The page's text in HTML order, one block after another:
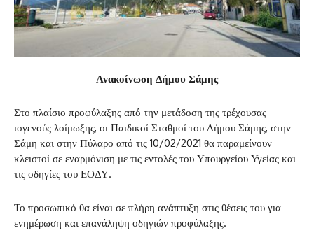
Ανακοίνωση Δήμου Σάμης
Στο πλαίσιο προφύλαξης από την μετάδοση της τρέχουσας
ιογενούς λοίμωξης, οι Παιδικοί Σταθμοί του Δήμου Σάμης, στην
Σάμη και στην Πύλαρο από τις 10/02/2021 θα παραμείνουν
κλειστοί σε εναρμόνιση με τις εντολές του Υπουργείου Υγείας και
τις οδηγίες του ΕΟΔΥ.
Το προσωπικό θα είναι σε πλήρη ανάπτυξη στις θέσεις του για
ενημέρωση και επανάληψη οδηγιών προφύλαξης.